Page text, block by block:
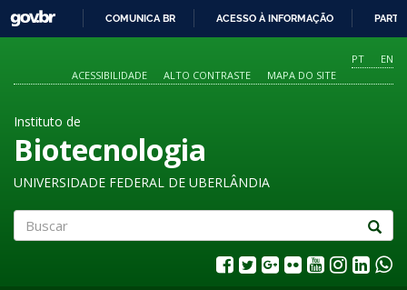
O
CONTEÚDO
GOVBR
COMUNICA BR ACESSO À INFORMAÇÃO
PT
EN
ACESSIBILIDADE
ALTO CONTRASTE MAPA DO SITE
Instituto de
Biotecnologia
UNIVERSIDADE FEDERAL DE UBERLÂNDIA